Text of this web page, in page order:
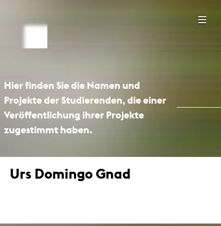
Hier finden Sie die Namen und
Projekte der Studierenden, die einer
Veröffentlichung ihrer Projekte
zugestimmt haben.
Urs Domingo Gnad